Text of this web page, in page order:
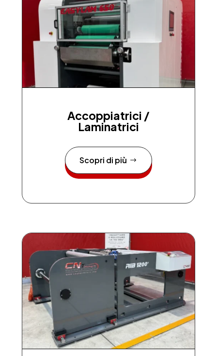
Accoppiatrici /
Laminatrici
Scopri di più